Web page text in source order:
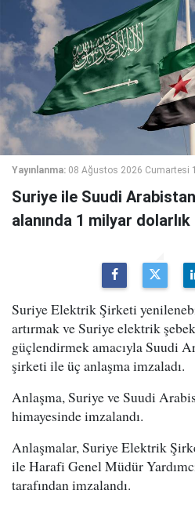
Yayınlanma: 08 Ağustos 2026 Cumartesi
Suriye ile Suudi
alanında 1 milyar
Suriye Elektrik Şirketi
artırmak ve Suriye elektrik
güçlendirmek amacıyla Suudi
şirketi ile üç anlaşma imzaladı.
Anlaşma, Suriye ve Suudi
himayesinde imzalandı.
Anlaşmalar, Suriye Elektrik
ile Harafi Genel Müdür
tarafından imzalandı.